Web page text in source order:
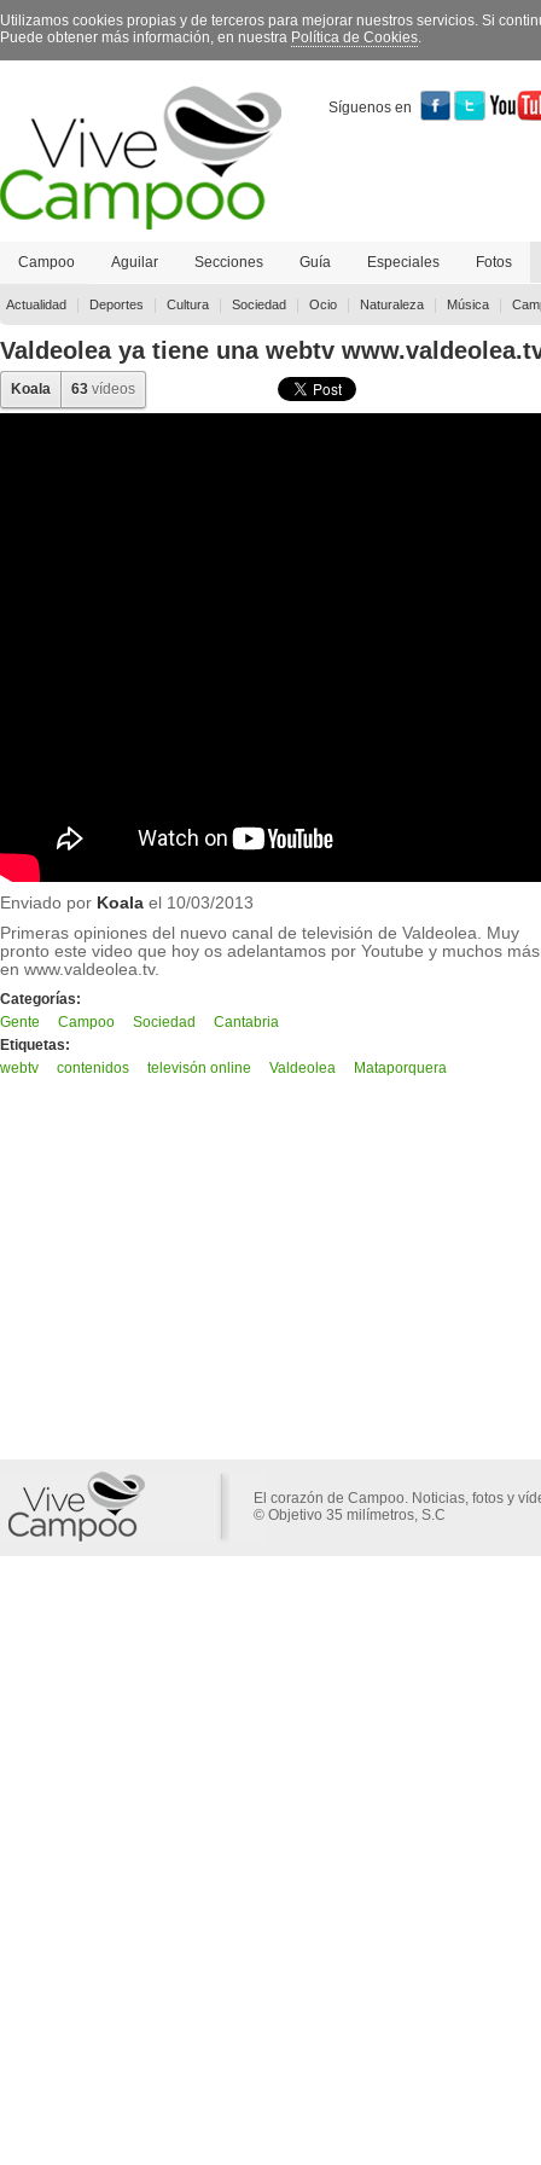
Utilizamos cookies propias y de terceros para mejorar nuestros servicios. Si
Puede obtener más información, en nuestra Política de Cookies.
Síguenos en
Campoo Aguilar Secciones Guía Especiales Fotos
Actualidad Deportes Cultura Sociedad Ocio Naturaleza Música
Contacto
Valdeolea ya tiene una webtv
Koala 63 vídeos
Enviado por Koala el 10/03/2013
Primeras opiniones del nuevo canal de televisión de Valdeolea. Muy
pronto este video que hoy os adelantamos por Youtube y muchos más
en www.valdeolea.tv.
Categorías:
Gente
Campoo Sociedad
Cantabria
Etiquetas:
webtv
contenidos televisón online Valdeolea Mataporquera
El corazón de Campoo. Noticias, fotos y
© Objetivo 35 milímetros, S.C